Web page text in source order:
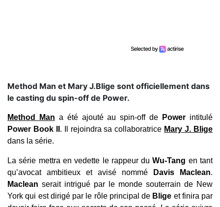
Method Man et Mary J.Blige sont officiellement dans
le casting du spin-off de Power.
Method Man a été ajouté au spin-off de Power intitulé
Power Book II . Il rejoindra sa collaboratrice Mary J. Blige
dans la série.
La série mettra en vedette le rappeur duWu-Tang en tant
qu’avocat ambitieux et avisé nommé
Davis Maclean.
Maclean serait intrigué par le monde souterrain de New
York qui est dirigé par le rôle principal de Blige et finira par